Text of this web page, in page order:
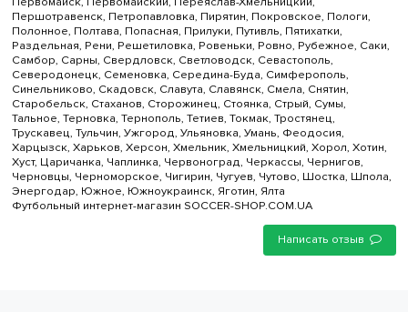
Першотравенск, Петропавловка, Пирятин, Покровское, Пологи,
Полонное, Полтава, Попасная, Прилуки, Путивль, Пятихатки,
Раздельная, Рени, Решетиловка, Ровеньки, Ровно, Рубежное, Саки,
Самбор, Сарны, Свердловск, Светловодск, Севастополь,
Северодонецк, Семеновка, Середина-Буда, Симферополь,
Синельниково, Скадовск, Славута, Славянск, Смела, Снятин,
Старобельск, Стаханов, Сторожинец, Стоянка, Стрый, Сумы,
Тальное, Терновка, Тернополь, Тетиев, Токмак, Тростянец,
Трускавец, Тульчин, Ужгород, Ульяновка, Умань, Феодосия,
Харцызск, Харьков, Херсон, Хмельник, Хмельницкий, Хорол, Хотин,
Хуст, Царичанка, Чаплинка, Червоноград, Черкассы, Чернигов,
Черновцы, Черноморское, Чигирин, Чугуев, Чутово, Шостка, Шпола,
Энергодар, Южное, Южноукраинск, Яготин, Ялта
Футбольный интернет-магазин SOCCER-SHOP.COM.UA
Написать отзыв